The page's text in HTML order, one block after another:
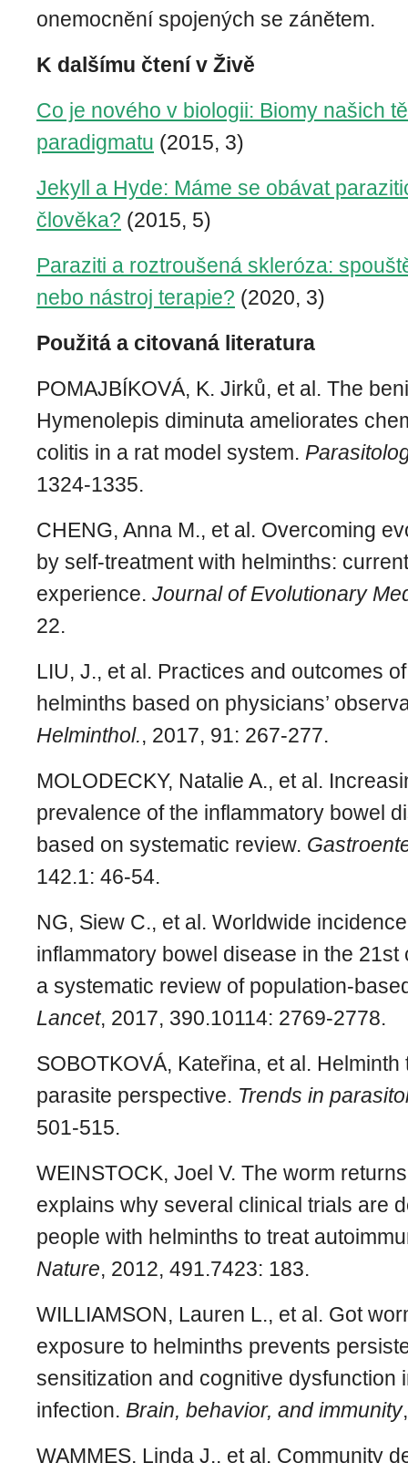
onemocnění spojených se zánětem.
K dalšímu čtení v Živě
Co je nového v biologii: Biomy našich
paradigmatu (2015, 3)
Jekyll a Hyde: Máme se obávat
člověka? (2015, 5)
Paraziti a roztroušená skleróza:
nebo nástroj terapie? (2020, 3)
Použitá a citovaná literatura
POMAJBÍKOVÁ, K. Jirků, et al. The
Hymenolepis diminuta ameliorates
colitis in a rat model system.
1324-1335.
CHENG, Anna M., et al. Overcoming
by self-treatment with helminths:
experience. Journal of Evolutionary
22.
LIU, J., et al. Practices and outcomes
helminths based on physicians’
Helminthol., 2017, 91: 267-277.
MOLODECKY, Natalie A., et al.
prevalence of the inflammatory bowel
based on systematic review.
142.1: 46-54.
NG, Siew C., et al. Worldwide
inflammatory bowel disease in the 21st
a systematic review of population-
Lancet, 2017, 390.10114: 2769-2778.
SOBOTKOVÁ, Kateřina, et al.
parasite perspective. Trends in
501-515.
WEINSTOCK, Joel V. The worm
explains why several clinical trials are
people with helminths to treat
Nature, 2012, 491.7423: 183.
WILLIAMSON, Lauren L., et al. Got
exposure to helminths prevents
sensitization and cognitive dysfunction
infection. Brain, behavior, and immunity
WAMMES, Linda J., et al. Community